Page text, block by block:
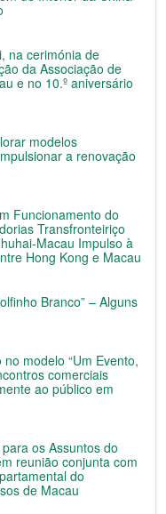
na cerimónia de
da Associação de
e no 10.º aniversário
modelos
a renovação
Funcionamento do
Transfronteiriço
Macau Impulso à
Hong Kong e Macau
Branco” – Alguns
modelo “Um Evento,
comerciais
ao público em
os Assuntos do
reunião conjunta com
do
de Macau